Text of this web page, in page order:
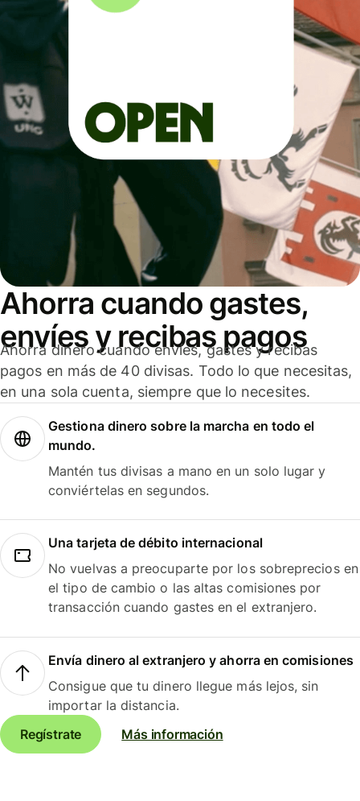
Ahorra cuando gastes,
envíes y recibas pagos
Ahorra dinero cuando envíes, gastes y recibas
pagos en más de 40 divisas. Todo lo que necesitas,
en una sola cuenta, siempre que lo necesites.
Gestiona dinero sobre la marcha en todo el
mundo.
Mantén tus divisas a mano en un solo lugar y
conviértelas en segundos.
Una tarjeta de débito internacional
No vuelvas a preocuparte por los sobreprecios en
el tipo de cambio o las altas comisiones por
transacción cuando gastes en el extranjero.
Envía dinero al extranjero y ahorra en comisiones
Consigue que tu dinero llegue más lejos, sin
importar la distancia.
Regístrate
Más información